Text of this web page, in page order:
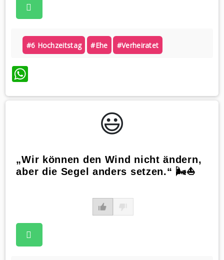
#6 Hochzeitstag #ehe #verheiratet
WhatsApp
😃️
„Wir können den Wind nicht ändern,
aber die Segel anders setzen.“ 🌬️⛵